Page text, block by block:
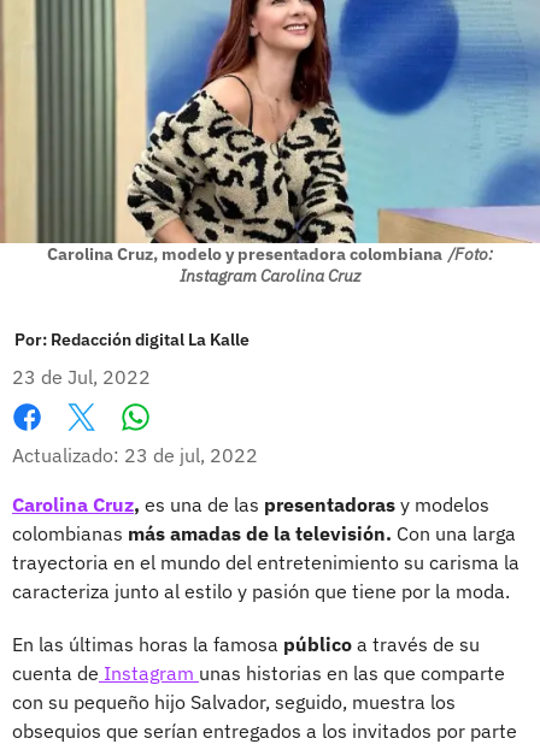
Carolina Cruz, modelo y presentadora colombiana /Foto:
Instagram Carolina Cruz
Por: Redacción digital La Kalle
23 de Jul, 2022
Facebook
X
Actualizado: 23 de jul, 2022
Carolina Cruz, es una de las presentadoras y modelos
colombianas más amadas de la televisión. Con una larga
trayectoria en el mundo del entretenimiento su carisma la
caracteriza junto al estilo y pasión que tiene por la moda.
En las últimas horas la famosa público a través de su
cuenta de Instagram unas historias en las que comparte
con su pequeño hijo Salvador, seguido, muestra los
obsequios que serían entregados a los invitados por parte